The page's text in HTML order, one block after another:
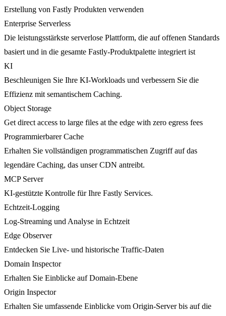
Erstellung von Fastly Produkten verwenden
Enterprise Serverless
Die leistungsstärkste serverlose Plattform, die auf offenen Standards
basiert und in die gesamte Fastly-Produktpalette integriert ist
KI
Beschleunigen Sie Ihre KI-Workloads und verbessern Sie die
Effizienz mit semantischem Caching.
Object Storage
Get direct access to large files at the edge with zero egress fees
Programmierbarer Cache
Erhalten Sie vollständigen programmatischen Zugriff auf das
legendäre Caching, das unser CDN antreibt.
MCP Server
KI-gestützte Kontrolle für Ihre Fastly Services.
Echtzeit-Logging
Log-Streaming und Analyse in Echtzeit
Edge Observer
Entdecken Sie Live- und historische Traffic-Daten
Domain Inspector
Erhalten Sie Einblicke auf Domain-Ebene
Origin Inspector
Erhalten Sie umfassende Einblicke vom Origin-Server bis auf die